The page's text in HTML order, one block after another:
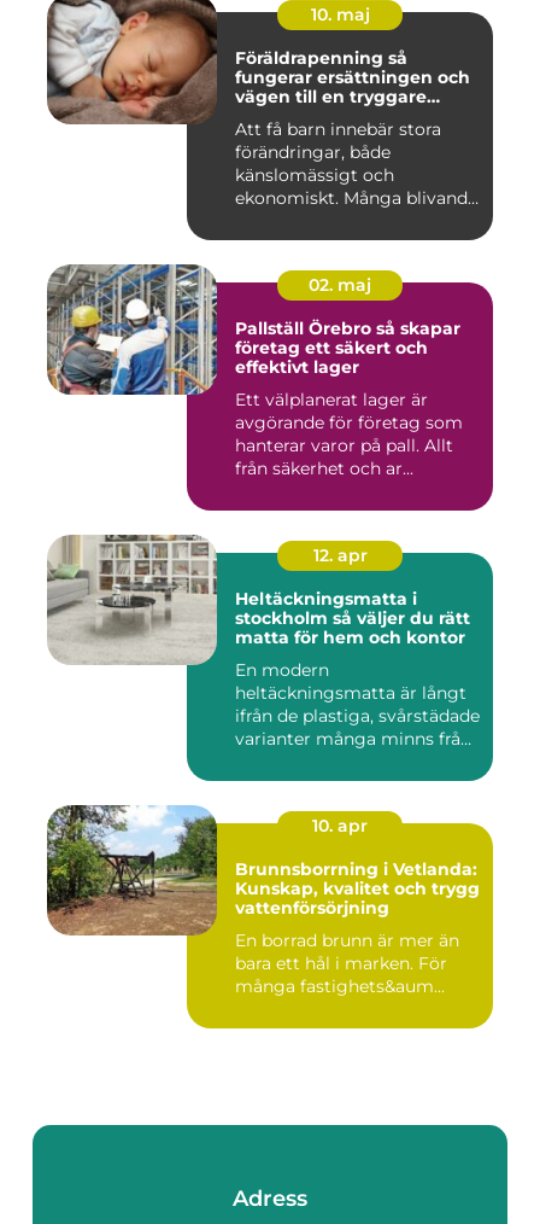
10. maj
Föräldrapenning så
fungerar ersättningen och
vägen till en tryggare
Att få barn innebär stora
förändringar, både
känslomässigt och
ekonomiskt. Många blivande
02. maj
Pallställ Örebro så skapar
företag ett säkert och
effektivt lager
Ett välplanerat lager är
avgörande för företag som
hanterar varor på pall. Allt
från säkerhet och ar...
12. apr
Heltäckningsmatta i
stockholm så väljer du rätt
matta för hem och kontor
En modern
heltäckningsmatta är långt
ifrån de plastiga, svårstädade
varianter många minns från
10. apr
Brunnsborrning i Vetlanda:
Kunskap, kvalitet och trygg
vattenförsörjning
En borrad brunn är mer än
bara ett hål i marken. För
många fastighets&aum...
Adress